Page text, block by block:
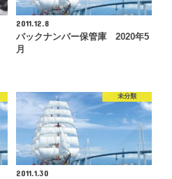
2011.12.8
バックナンバー保管庫 2020年5
月
未分類
2011.1.30